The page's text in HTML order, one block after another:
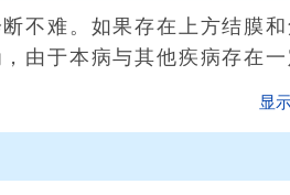
。如果存在上方结膜和
由于本病与其他疾病存在
显